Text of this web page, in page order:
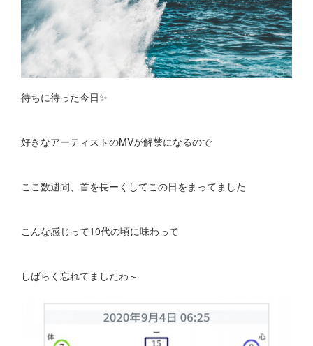
待ちに待った今日✨
好きなアーティストのMVが解禁になるので
ここ数週間、首を長ーくしてこの日をまってました
こんな感じって10代の頃に味わって
しばらく忘れてましたわ～